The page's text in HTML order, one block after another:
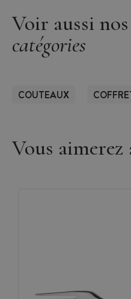
Voir aussi
catégories
COUTEAUX
Vous aimerez